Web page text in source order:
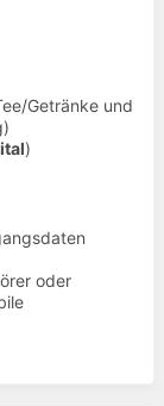
Getränke und
)
oder